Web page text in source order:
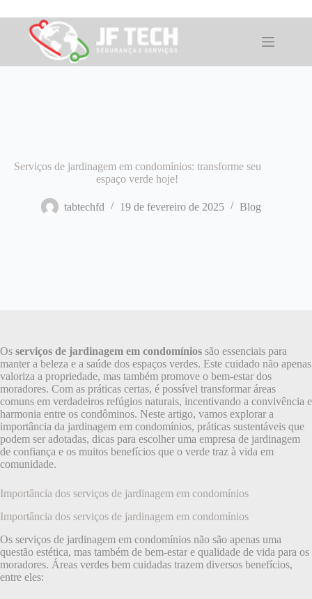
para
conteúdo
Serviços de jardinagem em condomínios: transforme seu
espaço verde hoje!
tabtechfd 19 de fevereiro de 2025 Blog
Os serviços de jardinagem em condomínios são essenciais para
manter a beleza e a saúde dos espaços verdes. Este cuidado não apenas
valoriza a propriedade, mas também promove o bem-estar dos
moradores. Com as práticas certas, é possível transformar áreas
comuns em verdadeiros refúgios naturais, incentivando a convivência e
harmonia entre os condôminos. Neste artigo, vamos explorar a
importância da jardinagem em condomínios, práticas sustentáveis que
podem ser adotadas, dicas para escolher uma empresa de jardinagem
de confiança e os muitos benefícios que o verde traz à vida em
comunidade.
Importância dos serviços de jardinagem em condomínios
Importância dos serviços de jardinagem em condomínios
Os serviços de jardinagem em condomínios não são apenas uma
questão estética, mas também de bem-estar e qualidade de vida para os
moradores. Áreas verdes bem cuidadas trazem diversos benefícios,
entre eles: